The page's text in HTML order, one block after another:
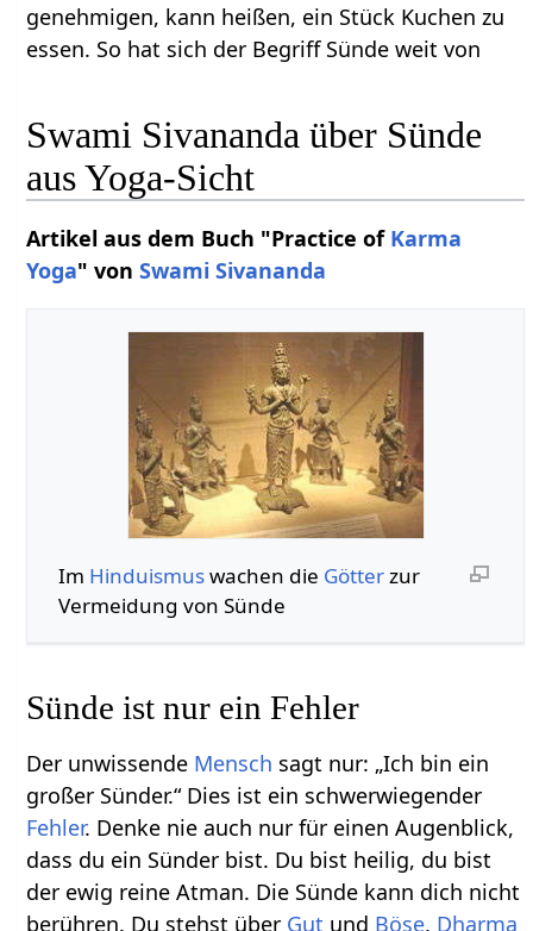
genehmigen, kann heißen, ein Stück Kuchen zu
essen. So hat sich der Begriff Sünde weit von
Swami Sivananda über Sünde
aus Yoga-Sicht
Artikel aus dem Buch "Practice of Karma
Yoga" vonSwami Sivananda
Im Hinduismuswachen die Götterzur
Vermeidung von Sünde
Sünde ist nur ein Fehler
Der unwissende Mensch sagt nur: „Ich bin ein
großer Sünder.“ Dies ist ein schwerwiegender
Fehler. Denke nie auch nur für einen Augenblick,
dass du ein Sünder bist. Du bist heilig, du bist
der ewig reine Atman. Die Sünde kann dich nicht
berühren. Du stehst über Gut und Böse, Dharma